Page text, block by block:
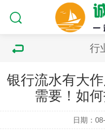
行
银行流水有大
需要！如
日期：